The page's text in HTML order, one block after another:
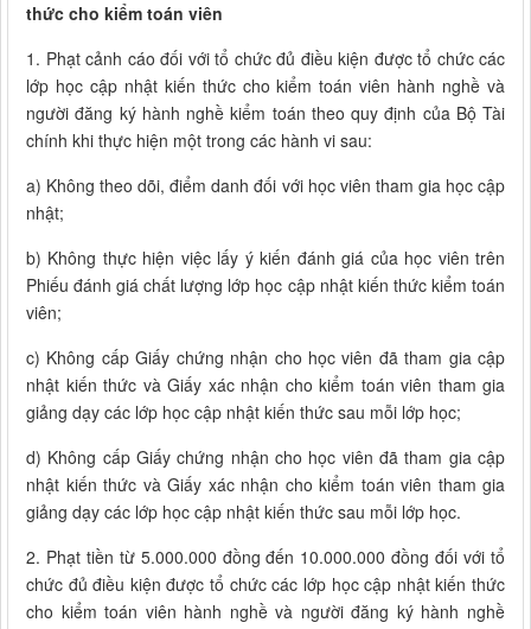
thức cho kiểm toán viên
1. Phạt cảnh cáo đối với tổ chức đủ điều kiện được tổ chức các
lớp học cập nhật kiến thức cho kiểm toán viên hành nghề và
người đăng ký hành nghề kiểm toán theo quy định của Bộ Tài
chính khi thực hiện một trong các hành vi sau:
a) Không theo dõi, điểm danh đối với học viên tham gia học cập
nhật;
b) Không thực hiện việc lấy ý kiến đánh giá của học viên trên
Phiếu đánh giá chất lượng lớp học cập nhật kiến thức kiểm toán
viên;
c) Không cấp Giấy chứng nhận cho học viên đã tham gia cập
nhật kiến thức và Giấy xác nhận cho kiểm toán viên tham gia
giảng dạy các lớp học cập nhật kiến thức sau mỗi lớp học;
d) Không cấp Giấy chứng nhận cho học viên đã tham gia cập
nhật kiến thức và Giấy xác nhận cho kiểm toán viên tham gia
giảng dạy các lớp học cập nhật kiến thức sau mỗi lớp học.
2. Phạt tiền từ 5.000.000 đồng đến 10.000.000 đồng đối với tổ
chức đủ điều kiện được tổ chức các lớp học cập nhật kiến thức
cho kiểm toán viên hành nghề và người đăng ký hành nghề